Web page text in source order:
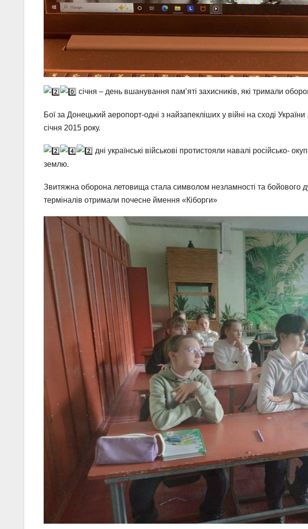
січня – день вшанування памʼяті захисників, які тримали
Бої за Донецький аеропорт-одні з найзапекліших у війні на сході
січня 2015 року.
дні українські військові протистояли навалі російсько-
землю.
Звитяжна оборона летовища стала символом незламності та бойового
терміналів отримали почесне ймення «Кіборги»